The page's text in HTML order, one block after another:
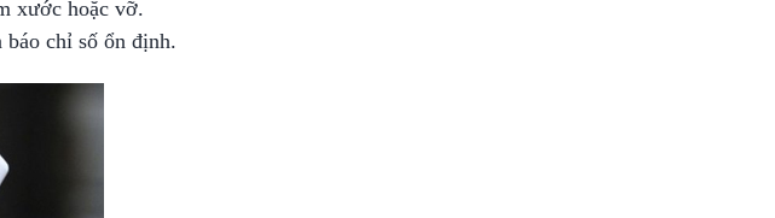
xước hoặc vỡ.
chỉ số ổn định.